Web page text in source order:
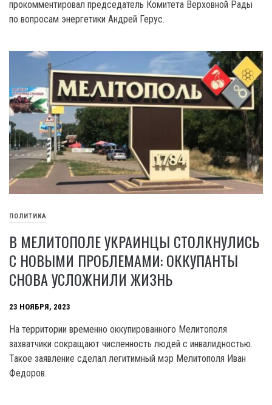
прокомментировал председатель Комитета Верховной Рады
по вопросам энергетики Андрей Герус.
ПОЛИТИКА
В МЕЛИТОПОЛЕ УКРАИНЦЫ СТОЛКНУЛИСЬ
С НОВЫМИ ПРОБЛЕМАМИ: ОККУПАНТЫ
СНОВА УСЛОЖНИЛИ ЖИЗНЬ
23 НОЯБРЯ, 2023
На территории временно оккупированного Мелитополя
захватчики сокращают численность людей с инвалидностью.
Такое заявление сделал легитимный мэр Мелитополя Иван
Федоров.